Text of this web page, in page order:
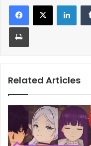
Related Articles